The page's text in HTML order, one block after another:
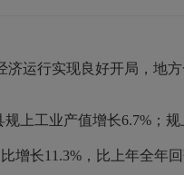
行实现良好开局，地方
工业产值增长6.7%；规
增长11.3%，比上年全年